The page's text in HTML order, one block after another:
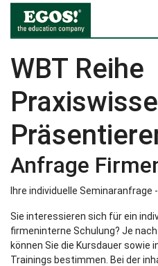
WBT Reihe
Anfrage
Ihre individuelle Seminaranfrage
Sie interessieren sich für ein
firmeninterne Schulung? Je
können Sie die Kursdauer sowie
Trainings bestimmen. Bei der